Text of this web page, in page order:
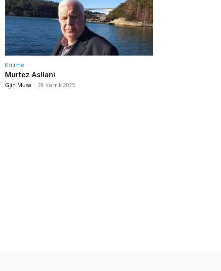
Krijime
Murtez Asllani
Gjin Musa - 28 Korrik 2025